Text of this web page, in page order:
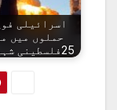
اسرائیلی
حملوں میں
25فلسطینی شہید ..…